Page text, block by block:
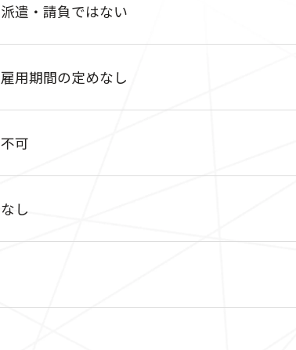
派遣・請負ではない
雇用期間の定めなし
不可
なし